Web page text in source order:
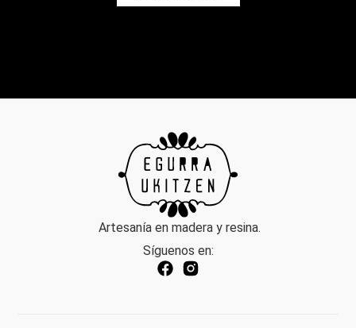
Artesanía en madera y resina.
Síguenos en: